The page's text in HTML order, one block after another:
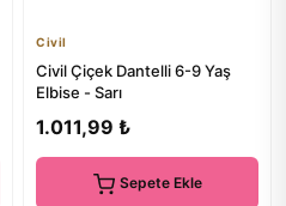
Civil
Civil Çiçek Dantelli 6-9 Yaş
Elbise - Sarı
1.011,99 ₺
Sepete Ekle